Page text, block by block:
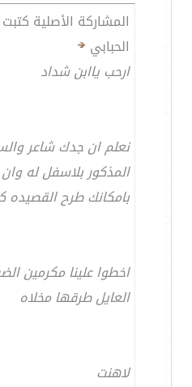
المشاركة الأصلية
الحبابي
ارحب ياابن شداد
نعلم ان جدك شاعر
المذكور بلاسفل له
بامكانك طرح القصيده
اخطوا علينا مكرمين
العايل طرقها مخلاه
لاهنت